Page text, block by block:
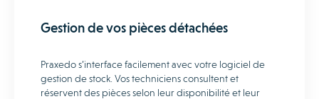
Gestion de vos pièces détachées
Praxedo s’interface facilement avec votre logiciel de
gestion de stock. Vos techniciens consultent et
réservent des pièces selon leur disponibilité et leur